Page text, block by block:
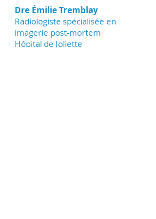
Dre Émilie Tremblay
Radiologiste spécialisée en
imagerie post-mortem
Hôpital de Joliette